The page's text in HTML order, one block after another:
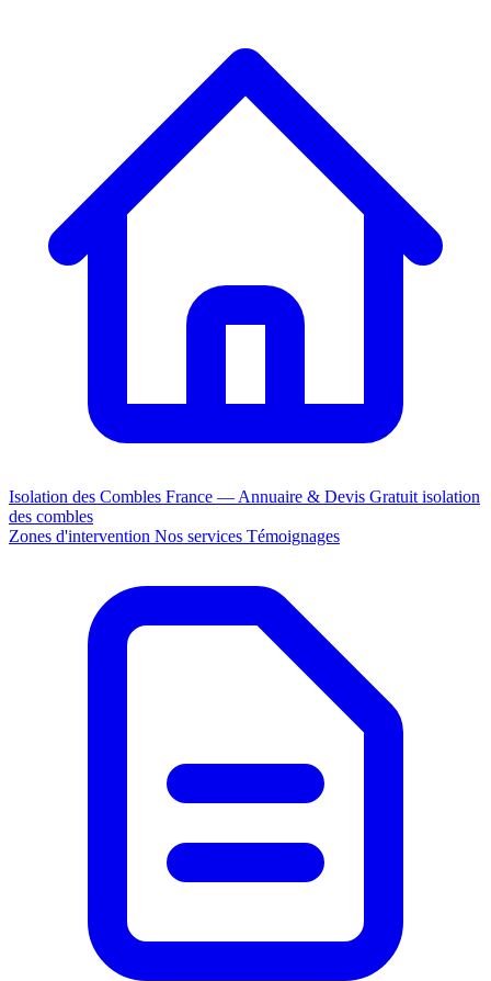
Isolation des Combles France — Annuaire & Devis Gratuit isolation
des combles
Zones d'intervention Nos services Témoignages